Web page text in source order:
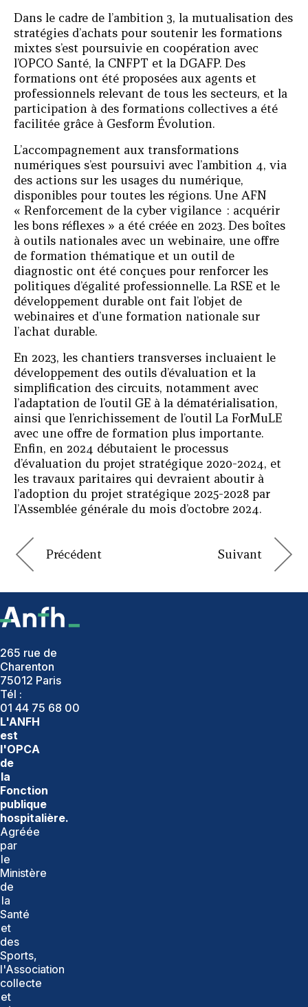
Dans le cadre de l’ambition 3, la mutualisation des
stratégies d’achats pour soutenir les formations
mixtes s’est poursuivie en coopération avec
l’OPCO Santé, la CNFPT et la DGAFP. Des
formations ont été proposées aux agents et
professionnels relevant de tous les secteurs, et la
participation à des formations collectives a été
facilitée grâce à Gesform Évolution.
L’accompagnement aux transformations
numériques s’est poursuivi avec l’ambition 4, via
des actions sur les usages du numérique,
disponibles pour toutes les régions. Une AFN
« Renforcement de la cyber vigilance : acquérir
les bons réflexes » a été créée en 2023. Des boîtes
à outils nationales avec un webinaire, une offre
de formation thématique et un outil de
diagnostic ont été conçues pour renforcer les
politiques d’égalité professionnelle. La RSE et le
développement durable ont fait l’objet de
webinaires et d’une formation nationale sur
l’achat durable.
En 2023, les chantiers transverses incluaient le
développement des outils d’évaluation et la
simplification des circuits, notamment avec
l’adaptation de l’outil GE à la dématérialisation,
ainsi que l’enrichissement de l’outil La ForMuLE
avec une offre de formation plus importante.
Enfin, en 2024 débutaient le processus
d’évaluation du projet stratégique 2020-2024, et
les travaux paritaires qui devraient aboutir à
l’adoption du projet stratégique 2025-2028 par
l’Assemblée générale du mois d’octobre 2024.
265 rue de
Charenton
75012 Paris
Tél :
01 44 75 68 00
L'ANFH
est
l'OPCA
de
la
Fonction
publique
hospitalière.
Agréée
par
le
Ministère
de
la
Santé
et
des
Sports,
l'Association
collecte
et